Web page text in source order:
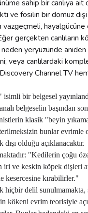
bir belgesel
belgeselin başından
klasik "beyin
bunlar evrimle
olduğu açıklanacaktır.
"Kedilerin çoğu
ve keskin köpek dişleri
kesercesine kırabilirler."
delil sunulmamakta,
evrim teorisiyle